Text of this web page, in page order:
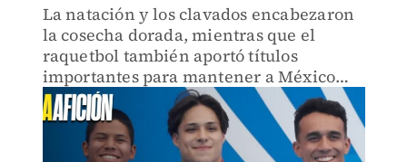
La natación y los clavados encabezaron
la cosecha dorada, mientras que el
raquetbol también aportó títulos
importantes para mantener a México
como líder absoluto del medallero.